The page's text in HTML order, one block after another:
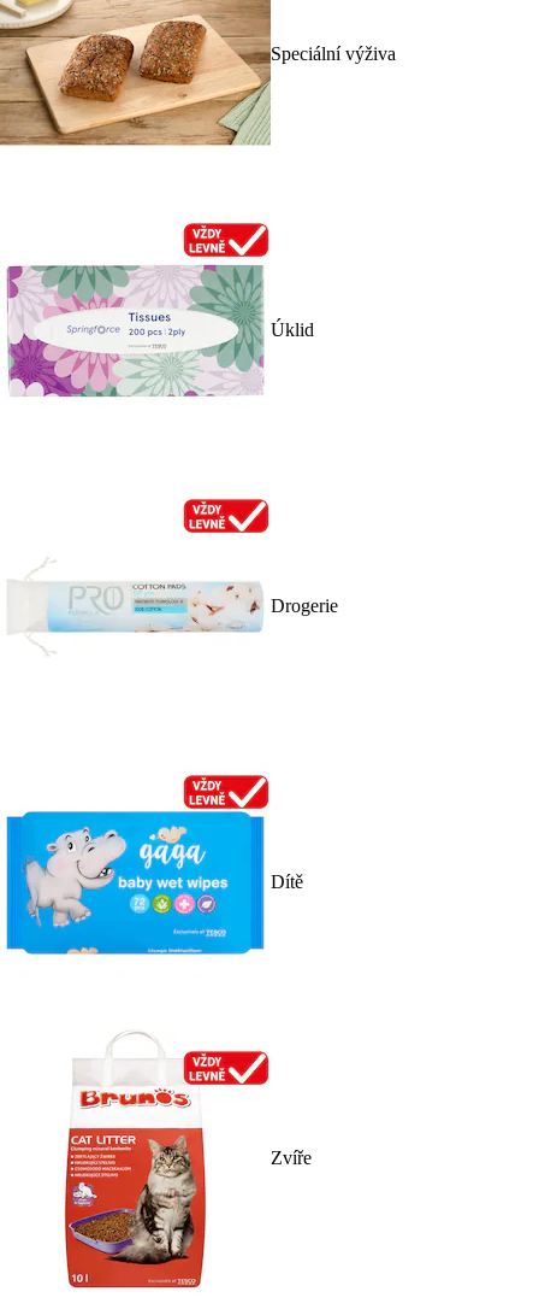
Speciální výživa
Úklid
Drogerie
Dítě
Zvíře